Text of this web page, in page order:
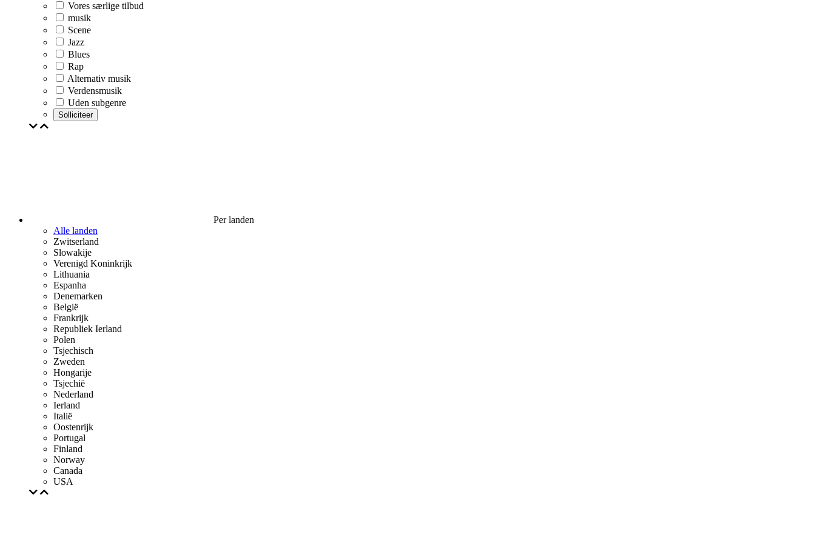
Vores særlige tilbud
musik
Scene
Jazz
Blues
Rap
Alternativ musik
Verdensmusik
Uden subgenre
Solliciteer
Per landen
Alle landen
Zwitserland
Slowakije
Verenigd Koninkrijk
Lithuania
Espanha
Denemarken
België
Frankrijk
Republiek Ierland
Polen
Tsjechisch
Zweden
Hongarije
Tsjechië
Nederland
Ierland
Italië
Oostenrijk
Portugal
Finland
Norway
Canada
USA